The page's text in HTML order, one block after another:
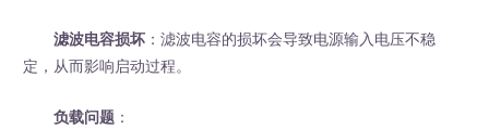
滤波电容损坏 ：滤波电容的损坏会导致电源输入电压不稳
定，从而影响启动过程。
负载问题 ：